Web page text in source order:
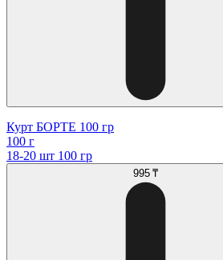
Курт БОРТЕ 100 гр
100 г
18-20 шт 100 гр
995 ₸